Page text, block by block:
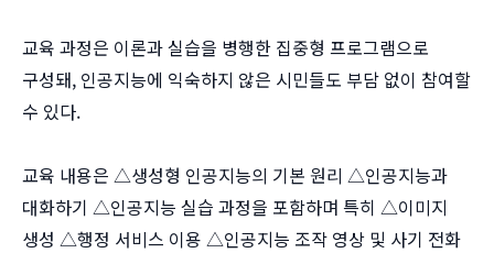
교육 과정은 이론과 실습을 병행한 집중형 프로그램으로
구성돼, 인공지능에 익숙하지 않은 시민들도 부담 없이 참여할
수 있다.
교육 내용은 △생성형 인공지능의 기본 원리 △인공지능과
대화하기 △인공지능 실습 과정을 포함하며 특히 △이미지
생성 △행정 서비스 이용 △인공지능 조작 영상 및 사기 전화